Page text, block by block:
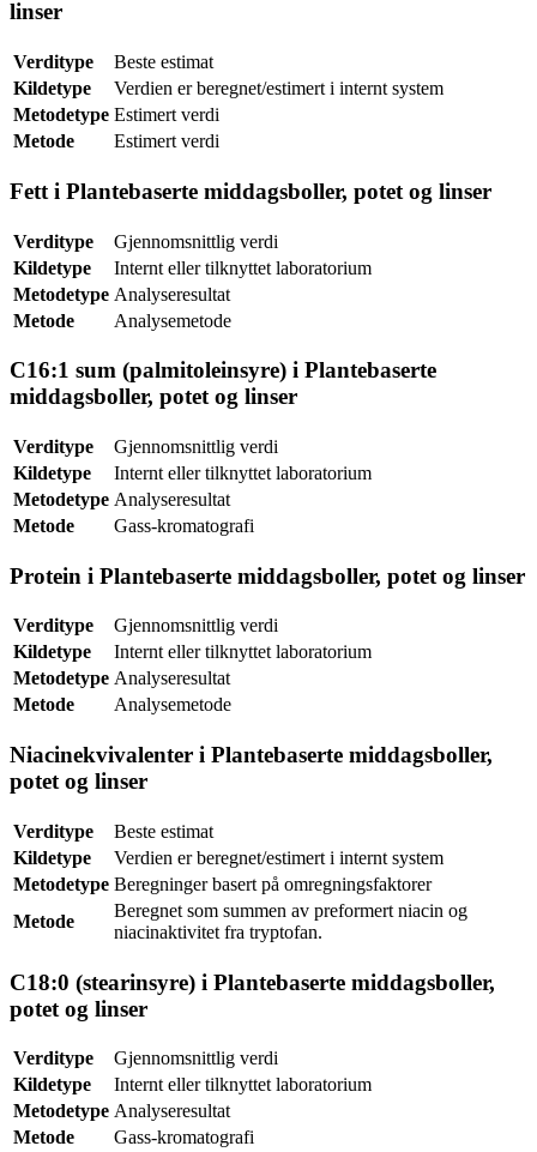
linser
Verditype
Beste estimat
Kildetype
Verdien er beregnet/estimert i internt system
Metodetype Estimert verdi
Metode
Estimert verdi
Fett i Plantebaserte middagsboller, potet og linser
Verditype
Gjennomsnittlig verdi
Kildetype
Internt eller tilknyttet laboratorium
Metodetype Analyseresultat
Metode
Analysemetode
C16:1 sum (palmitoleinsyre) i Plantebaserte
middagsboller, potet og linser
Verditype
Gjennomsnittlig verdi
Kildetype
Internt eller tilknyttet laboratorium
Metodetype Analyseresultat
Metode
Gass-kromatografi
Protein i Plantebaserte middagsboller, potet og linser
Verditype
Gjennomsnittlig verdi
Kildetype
Internt eller tilknyttet laboratorium
Metodetype Analyseresultat
Metode
Analysemetode
Niacinekvivalenter i Plantebaserte middagsboller,
potet og linser
Verditype
Beste estimat
Kildetype
Verdien er beregnet/estimert i internt system
Metodetype Beregninger basert på omregningsfaktorer
Metode
Beregnet som summen av preformert niacin og
niacinaktivitet fra tryptofan.
C18:0 (stearinsyre) i Plantebaserte middagsboller,
potet og linser
Verditype
Gjennomsnittlig verdi
Kildetype
Internt eller tilknyttet laboratorium
Metodetype Analyseresultat
Metode
Gass-kromatografi